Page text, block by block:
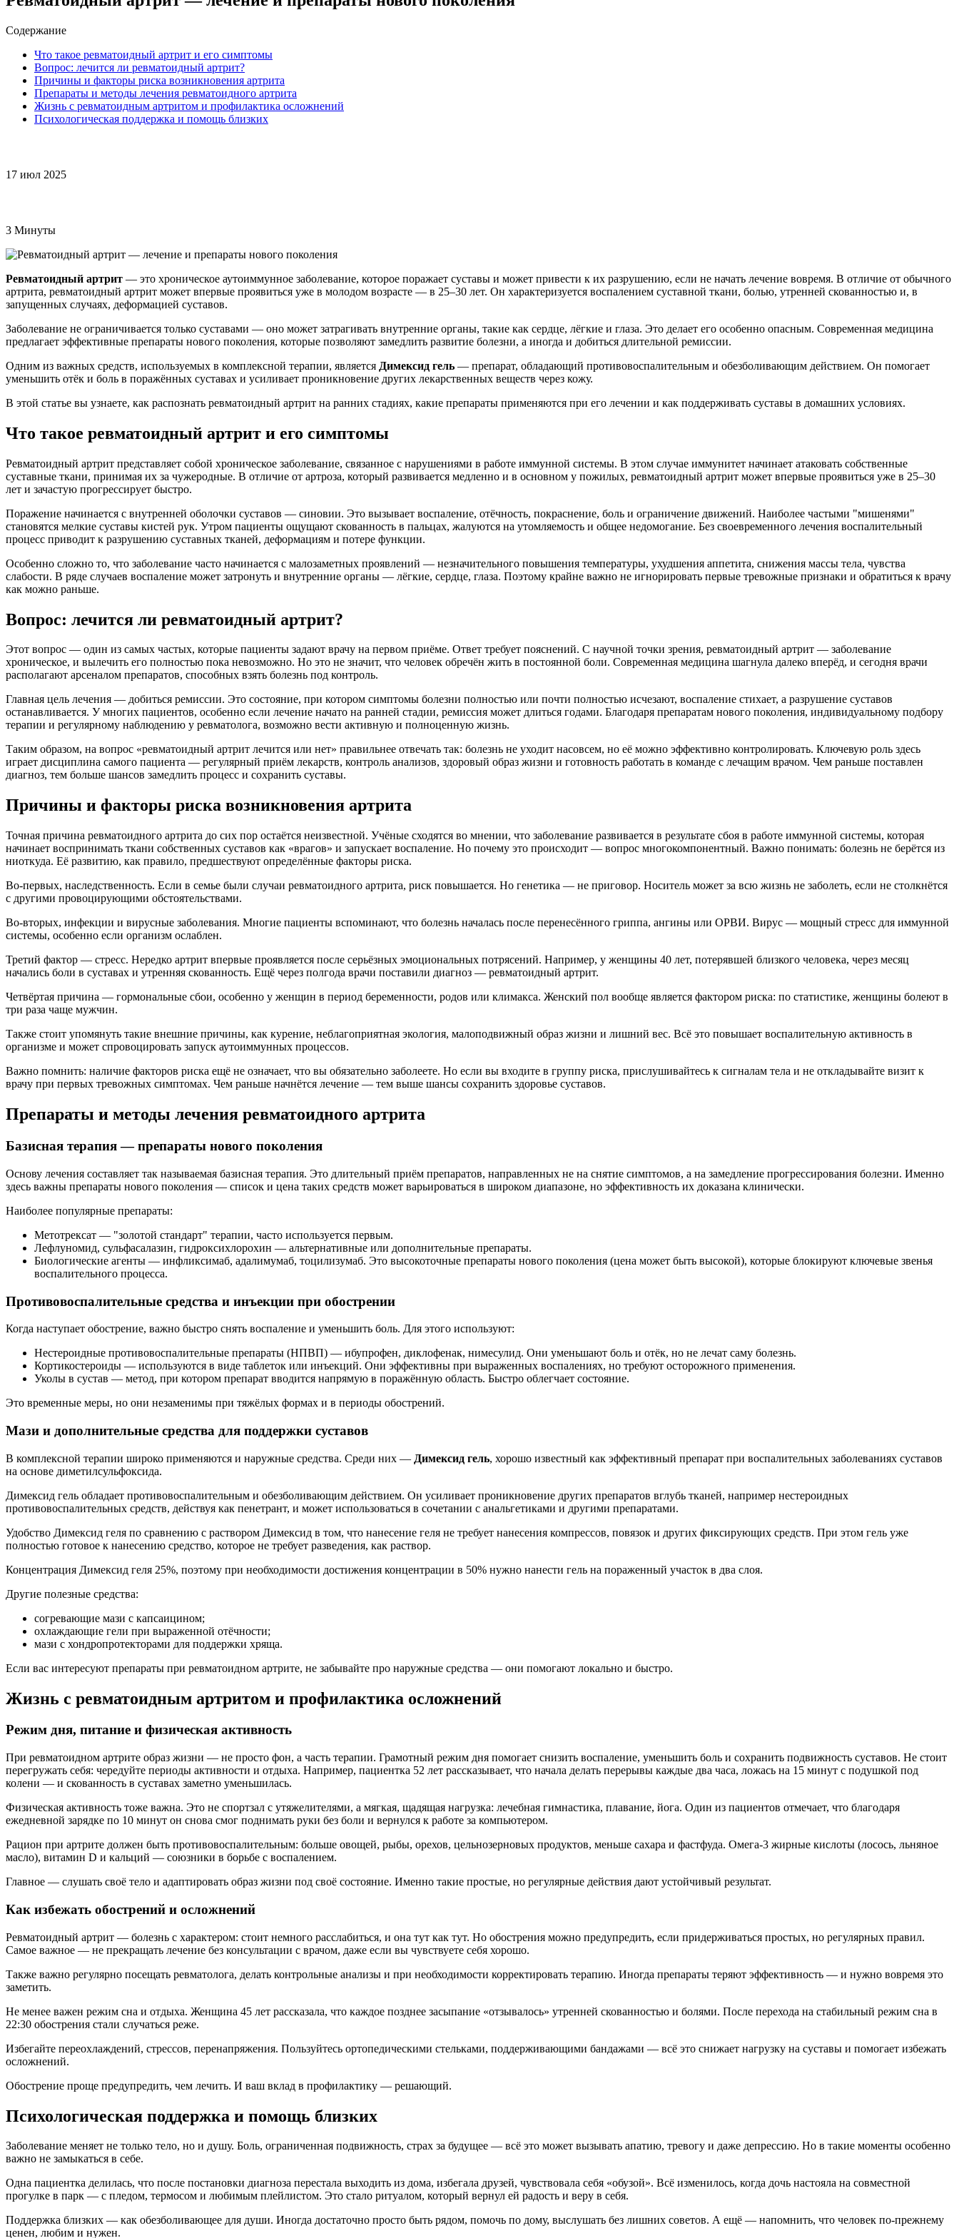
Содержание
Что такое ревматоидный артрит и его симптомы
Вопрос: лечится ли ревматоидный артрит?
Причины и факторы риска возникновения артрита
Препараты и методы лечения ревматоидного артрита
Жизнь с ревматоидным артритом и профилактика осложнений
Психологическая поддержка и помощь близких
17 июл 2025
3 Минуты
Ревматоидный артрит — это хроническое аутоиммунное заболевание, которое поражает суставы и может привести к их разрушению, если не начать лечение вовремя. В отличие от обычного
артрита, ревматоидный артрит может впервые проявиться уже в молодом возрасте — в 25–30 лет. Он характеризуется воспалением суставной ткани, болью, утренней скованностью и, в
запущенных случаях, деформацией суставов.
Заболевание не ограничивается только суставами — оно может затрагивать внутренние органы, такие как сердце, лёгкие и глаза. Это делает его особенно опасным. Современная медицина
предлагает эффективные препараты нового поколения, которые позволяют замедлить развитие болезни, а иногда и добиться длительной ремиссии.
Одним из важных средств, используемых в комплексной терапии, является Димексид гель — препарат, обладающий противовоспалительным и обезболивающим действием. Он помогает
уменьшить отёк и боль в поражённых суставах и усиливает проникновение других лекарственных веществ через кожу.
В этой статье вы узнаете, как распознать ревматоидный артрит на ранних стадиях, какие препараты применяются при его лечении и как поддерживать суставы в домашних условиях.
Что такое ревматоидный артрит и его симптомы
Ревматоидный артрит представляет собой хроническое заболевание, связанное с нарушениями в работе иммунной системы. В этом случае иммунитет начинает атаковать собственные
суставные ткани, принимая их за чужеродные. В отличие от артроза, который развивается медленно и в основном у пожилых, ревматоидный артрит может впервые проявиться уже в 25–30
лет и зачастую прогрессирует быстро.
Поражение начинается с внутренней оболочки суставов — синовии. Это вызывает воспаление, отёчность, покраснение, боль и ограничение движений. Наиболее частыми "мишенями"
становятся мелкие суставы кистей рук. Утром пациенты ощущают скованность в пальцах, жалуются на утомляемость и общее недомогание. Без своевременного лечения воспалительный
процесс приводит к разрушению суставных тканей, деформациям и потере функции.
Особенно сложно то, что заболевание часто начинается с малозаметных проявлений — незначительного повышения температуры, ухудшения аппетита, снижения массы тела, чувства
слабости. В ряде случаев воспаление может затронуть и внутренние органы — лёгкие, сердце, глаза. Поэтому крайне важно не игнорировать первые тревожные признаки и обратиться к врачу
как можно раньше.
Вопрос: лечится ли ревматоидный артрит?
Этот вопрос — один из самых частых, которые пациенты задают врачу на первом приёме. Ответ требует пояснений. С научной точки зрения, ревматоидный артрит — заболевание
хроническое, и вылечить его полностью пока невозможно. Но это не значит, что человек обречён жить в постоянной боли. Современная медицина шагнула далеко вперёд, и сегодня врачи
располагают арсеналом препаратов, способных взять болезнь под контроль.
Главная цель лечения — добиться ремиссии. Это состояние, при котором симптомы болезни полностью или почти полностью исчезают, воспаление стихает, а разрушение суставов
останавливается. У многих пациентов, особенно если лечение начато на ранней стадии, ремиссия может длиться годами. Благодаря препаратам нового поколения, индивидуальному подбору
терапии и регулярному наблюдению у ревматолога, возможно вести активную и полноценную жизнь.
Таким образом, на вопрос «ревматоидный артрит лечится или нет» правильнее отвечать так: болезнь не уходит насовсем, но её можно эффективно контролировать. Ключевую роль здесь
играет дисциплина самого пациента — регулярный приём лекарств, контроль анализов, здоровый образ жизни и готовность работать в команде с лечащим врачом. Чем раньше поставлен
диагноз, тем больше шансов замедлить процесс и сохранить суставы.
Причины и факторы риска возникновения артрита
Точная причина ревматоидного артрита до сих пор остаётся неизвестной. Учёные сходятся во мнении, что заболевание развивается в результате сбоя в работе иммунной системы, которая
начинает воспринимать ткани собственных суставов как «врагов» и запускает воспаление. Но почему это происходит — вопрос многокомпонентный. Важно понимать: болезнь не берётся из
ниоткуда. Её развитию, как правило, предшествуют определённые факторы риска.
Во-первых, наследственность. Если в семье были случаи ревматоидного артрита, риск повышается. Но генетика — не приговор. Носитель может за всю жизнь не заболеть, если не столкнётся
с другими провоцирующими обстоятельствами.
Во-вторых, инфекции и вирусные заболевания. Многие пациенты вспоминают, что болезнь началась после перенесённого гриппа, ангины или ОРВИ. Вирус — мощный стресс для иммунной
системы, особенно если организм ослаблен.
Третий фактор — стресс. Нередко артрит впервые проявляется после серьёзных эмоциональных потрясений. Например, у женщины 40 лет, потерявшей близкого человека, через месяц
начались боли в суставах и утренняя скованность. Ещё через полгода врачи поставили диагноз — ревматоидный артрит.
Четвёртая причина — гормональные сбои, особенно у женщин в период беременности, родов или климакса. Женский пол вообще является фактором риска: по статистике, женщины болеют в
три раза чаще мужчин.
Также стоит упомянуть такие внешние причины, как курение, неблагоприятная экология, малоподвижный образ жизни и лишний вес. Всё это повышает воспалительную активность в
организме и может спровоцировать запуск аутоиммунных процессов.
Важно помнить: наличие факторов риска ещё не означает, что вы обязательно заболеете. Но если вы входите в группу риска, прислушивайтесь к сигналам тела и не откладывайте визит к
врачу при первых тревожных симптомах. Чем раньше начнётся лечение — тем выше шансы сохранить здоровье суставов.
Препараты и методы лечения ревматоидного артрита
Базисная терапия — препараты нового поколения
Основу лечения составляет так называемая базисная терапия. Это длительный приём препаратов, направленных не на снятие симптомов, а на замедление прогрессирования болезни. Именно
здесь важны препараты нового поколения — список и цена таких средств может варьироваться в широком диапазоне, но эффективность их доказана клинически.
Наиболее популярные препараты:
Метотрексат — "золотой стандарт" терапии, часто используется первым.
Лефлуномид, сульфасалазин, гидроксихлорохин — альтернативные или дополнительные препараты.
Биологические агенты — инфликсимаб, адалимумаб, тоцилизумаб. Это высокоточные препараты нового поколения (цена может быть высокой), которые блокируют ключевые звенья
воспалительного процесса.
Противовоспалительные средства и инъекции при обострении
Когда наступает обострение, важно быстро снять воспаление и уменьшить боль. Для этого используют:
Нестероидные противовоспалительные препараты (НПВП) — ибупрофен, диклофенак, нимесулид. Они уменьшают боль и отёк, но не лечат саму болезнь.
Кортикостероиды — используются в виде таблеток или инъекций. Они эффективны при выраженных воспалениях, но требуют осторожного применения.
Уколы в сустав — метод, при котором препарат вводится напрямую в поражённую область. Быстро облегчает состояние.
Это временные меры, но они незаменимы при тяжёлых формах и в периоды обострений.
Мази и дополнительные средства для поддержки суставов
В комплексной терапии широко применяются и наружные средства. Среди них — Димексид гель, хорошо известный как эффективный препарат при воспалительных заболеваниях суставов
на основе диметилсульфоксида.
Димексид гель обладает противовоспалительным и обезболивающим действием. Он усиливает проникновение других препаратов вглубь тканей, например нестероидных
противовоспалительных средств, действуя как пенетрант, и может использоваться в сочетании с анальгетиками и другими препаратами.
Удобство Димексид геля по сравнению с раствором Димексид в том, что нанесение геля не требует нанесения компрессов, повязок и других фиксирующих средств. При этом гель уже
полностью готовое к нанесению средство, которое не требует разведения, как раствор.
Концентрация Димексид геля 25%, поэтому при необходимости достижения концентрации в 50% нужно нанести гель на пораженный участок в два слоя.
Другие полезные средства:
согревающие мази с капсаицином;
охлаждающие гели при выраженной отёчности;
мази с хондропротекторами для поддержки хряща.
Если вас интересуют препараты при ревматоидном артрите, не забывайте про наружные средства — они помогают локально и быстро.
Жизнь с ревматоидным артритом и профилактика осложнений
Режим дня, питание и физическая активность
При ревматоидном артрите образ жизни — не просто фон, а часть терапии. Грамотный режим дня помогает снизить воспаление, уменьшить боль и сохранить подвижность суставов. Не стоит
перегружать себя: чередуйте периоды активности и отдыха. Например, пациентка 52 лет рассказывает, что начала делать перерывы каждые два часа, ложась на 15 минут с подушкой под
колени — и скованность в суставах заметно уменьшилась.
Физическая активность тоже важна. Это не спортзал с утяжелителями, а мягкая, щадящая нагрузка: лечебная гимнастика, плавание, йога. Один из пациентов отмечает, что благодаря
ежедневной зарядке по 10 минут он снова смог поднимать руки без боли и вернулся к работе за компьютером.
Рацион при артрите должен быть противовоспалительным: больше овощей, рыбы, орехов, цельнозерновых продуктов, меньше сахара и фастфуда. Омега-3 жирные кислоты (лосось, льняное
масло), витамин D и кальций — союзники в борьбе с воспалением.
Главное — слушать своё тело и адаптировать образ жизни под своё состояние. Именно такие простые, но регулярные действия дают устойчивый результат.
Как избежать обострений и осложнений
Ревматоидный артрит — болезнь с характером: стоит немного расслабиться, и она тут как тут. Но обострения можно предупредить, если придерживаться простых, но регулярных правил.
Самое важное — не прекращать лечение без консультации с врачом, даже если вы чувствуете себя хорошо.
Также важно регулярно посещать ревматолога, делать контрольные анализы и при необходимости корректировать терапию. Иногда препараты теряют эффективность — и нужно вовремя это
заметить.
Не менее важен режим сна и отдыха. Женщина 45 лет рассказала, что каждое позднее засыпание «отзывалось» утренней скованностью и болями. После перехода на стабильный режим сна в
22:30 обострения стали случаться реже.
Избегайте переохлаждений, стрессов, перенапряжения. Пользуйтесь ортопедическими стельками, поддерживающими бандажами — всё это снижает нагрузку на суставы и помогает избежать
осложнений.
Обострение проще предупредить, чем лечить. И ваш вклад в профилактику — решающий.
Психологическая поддержка и помощь близких
Заболевание меняет не только тело, но и душу. Боль, ограниченная подвижность, страх за будущее — всё это может вызывать апатию, тревогу и даже депрессию. Но в такие моменты особенно
важно не замыкаться в себе.
Одна пациентка делилась, что после постановки диагноза перестала выходить из дома, избегала друзей, чувствовала себя «обузой». Всё изменилось, когда дочь настояла на совместной
прогулке в парк — с пледом, термосом и любимым плейлистом. Это стало ритуалом, который вернул ей радость и веру в себя.
Поддержка близких — как обезболивающее для души. Иногда достаточно просто быть рядом, помочь по дому, выслушать без лишних советов. А ещё — напомнить, что человек по-прежнему
ценен, любим и нужен.